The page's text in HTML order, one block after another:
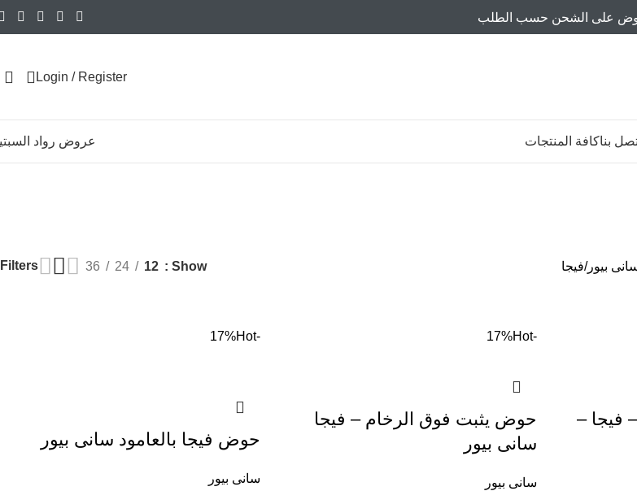
على الشحن حسب الطلب
Login / Register
بناكافة المنتجات عروض رواد
بيور فيجا Show
12
24
36
Filters
فيجا –
-17%
Hot
حوض يثبت فوق الرخام – فيجا
سانى بيور
سانى بيور
-17%
Hot
حوض فيجا بالعامود سانى بيور
سانى بيور